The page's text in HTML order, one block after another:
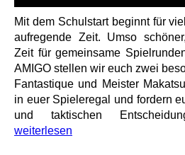
Mit dem Schulstart beginnt für
aufregende Zeit. Umso
Zeit für gemeinsame
AMIGO stellen wir euch zwei
Fantastique und Meister
in euer Spieleregal und fordern
und taktischen
weiterlesen